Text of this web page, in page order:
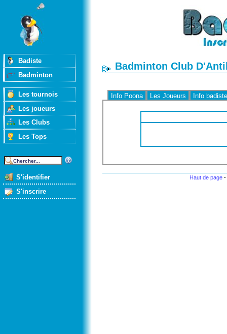
Badiste
Badminton
Les tournois
Les joueurs
Les Clubs
Les Tops
S'identifier
S'inscrire
Badminton Club
Info Poona Les Joueurs Info
Haut de page